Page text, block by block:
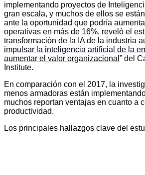
implementando proyectos de
gran escala, y muchos de ellos se
ante la oportunidad que podría
operativas en más de 16%, reveló el
transformación de la IA de la industria
impulsar la inteligencia artificial de la
aumentar el valor organizacional ” del
Institute.
En comparación con el 2017, la
menos armadoras están
muchos reportan ventajas en cuanto a
productividad.
Los principales hallazgos clave del